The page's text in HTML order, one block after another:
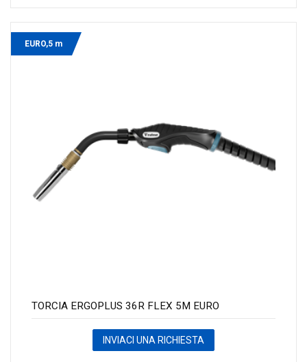
EURO,5 m
TORCIA ERGOPLUS 36R FLEX 5M EURO
INVIACI UNA RICHIESTA